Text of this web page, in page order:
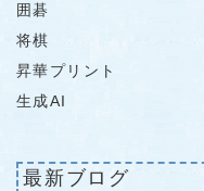
囲碁
将棋
昇華プリント
生成AI
最新ブログ